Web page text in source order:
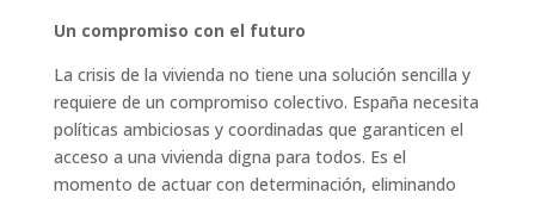
Un compromiso con el futuro
La crisis de la vivienda no tiene una solución sencilla y
requiere de un compromiso colectivo. España necesita
políticas ambiciosas y coordinadas que garanticen el
acceso a una vivienda digna para todos. Es el
momento de actuar con determinación, eliminando